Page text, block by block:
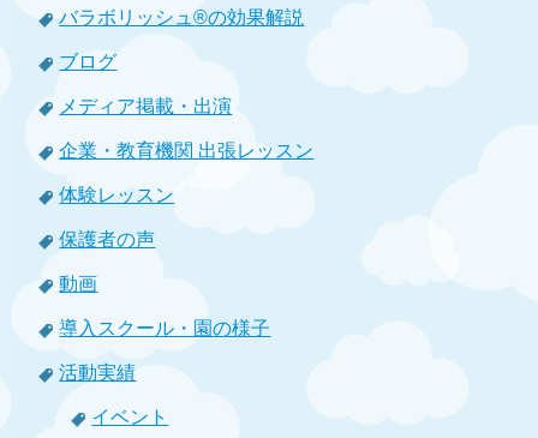
バラボリッシュ®の効果解説
ブログ
メディア掲載・出演
企業・教育機関 出張レッスン
体験レッスン
保護者の声
動画
導入スクール・園の様子
活動実績
イベント